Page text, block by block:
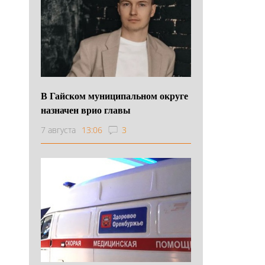
В Гайском муниципальном округе
назначен врио главы
7 августа 13:06 3